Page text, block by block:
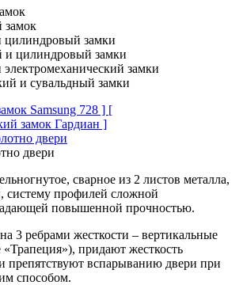
замок
цилиндровый замки
и цилиндровый замки
замки
и сувальдный замки
Samsung 728 ] [
замок Гардиан ]
двери
сварное из 2 листов металла,
систему профилей сложной
повышенной прочностью.
3 ребрами жесткости – вертикальные
придают жесткость
препятствуют вспарыванию двери при
способом.